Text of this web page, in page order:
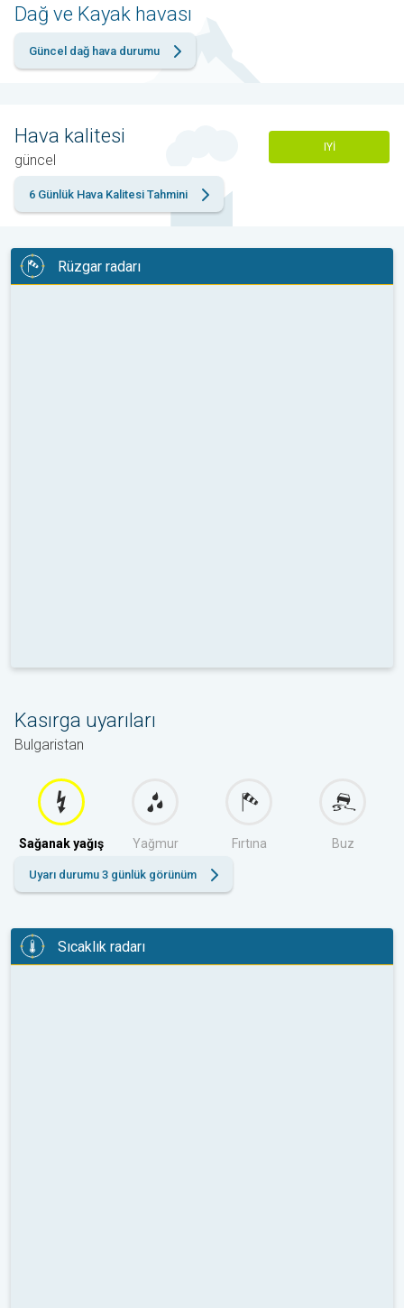
Dağ ve Kayak havası
Güncel dağ hava durumu
Hava kalitesi
güncel
IYI
6 Günlük Hava Kalitesi Tahmini
Rüzgar radarı
Kasırga uyarıları
Bulgaristan
Sağanak yağış Yağmur Fırtına Buz
Uyarı durumu 3 günlük görünüm
Sıcaklık radarı